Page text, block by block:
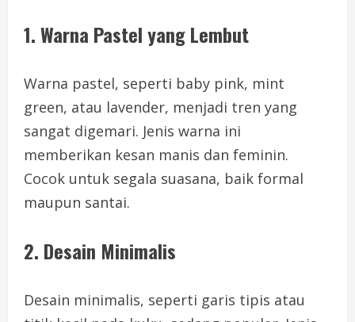
1. Warna Pastel yang Lembut
Warna pastel, seperti baby pink, mint
green, atau lavender, menjadi tren yang
sangat digemari. Jenis warna ini
memberikan kesan manis dan feminin.
Cocok untuk segala suasana, baik formal
maupun santai.
2. Desain Minimalis
Desain minimalis, seperti garis tipis atau